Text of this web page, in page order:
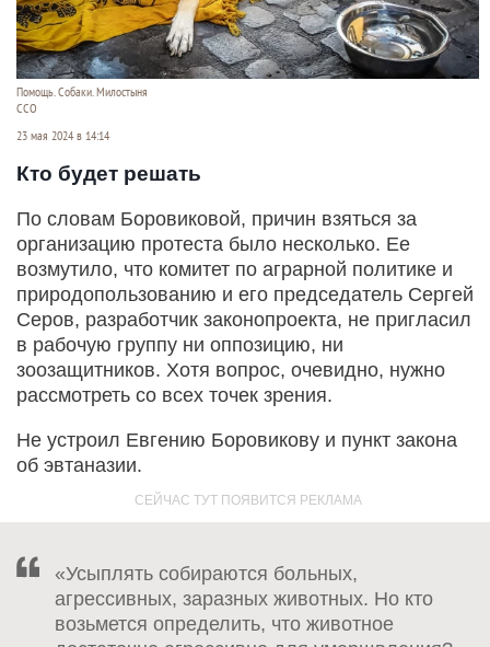
Помощь. Собаки. Милостыня
ССО
23 мая 2024 в 14:14
Кто будет решать
По словам Боровиковой, причин взяться за
организацию протеста было несколько. Ее
возмутило, что комитет по аграрной политике и
природопользованию и его председатель Сергей
Серов, разработчик законопроекта, не пригласил
в рабочую группу ни оппозицию, ни
зоозащитников. Хотя вопрос, очевидно, нужно
рассмотреть со всех точек зрения.
Не устроил Евгению Боровикову и пункт закона
об эвтаназии.
«Усыплять собираются больных,
агрессивных, заразных животных. Но кто
возьмется определить, что животное